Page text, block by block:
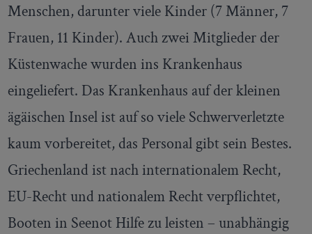
Menschen, darunter viele Kinder (7 Männer, 7
Frauen, 11 Kinder). Auch zwei Mitglieder der
Küstenwache wurden ins Krankenhaus
eingeliefert. Das Krankenhaus auf der kleinen
ägäischen Insel ist auf so viele Schwerverletzte
kaum vorbereitet, das Personal gibt sein Bestes.
Griechenland ist nach internationalem Recht,
EU-Recht und nationalem Recht verpflichtet,
Booten in Seenot Hilfe zu leisten – unabhängig